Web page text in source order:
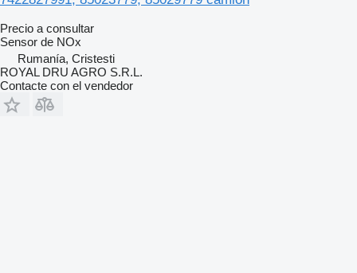
Precio a consultar
Sensor de NOx
Rumanía, Cristesti
ROYAL DRU AGRO S.R.L.
Contacte con el vendedor